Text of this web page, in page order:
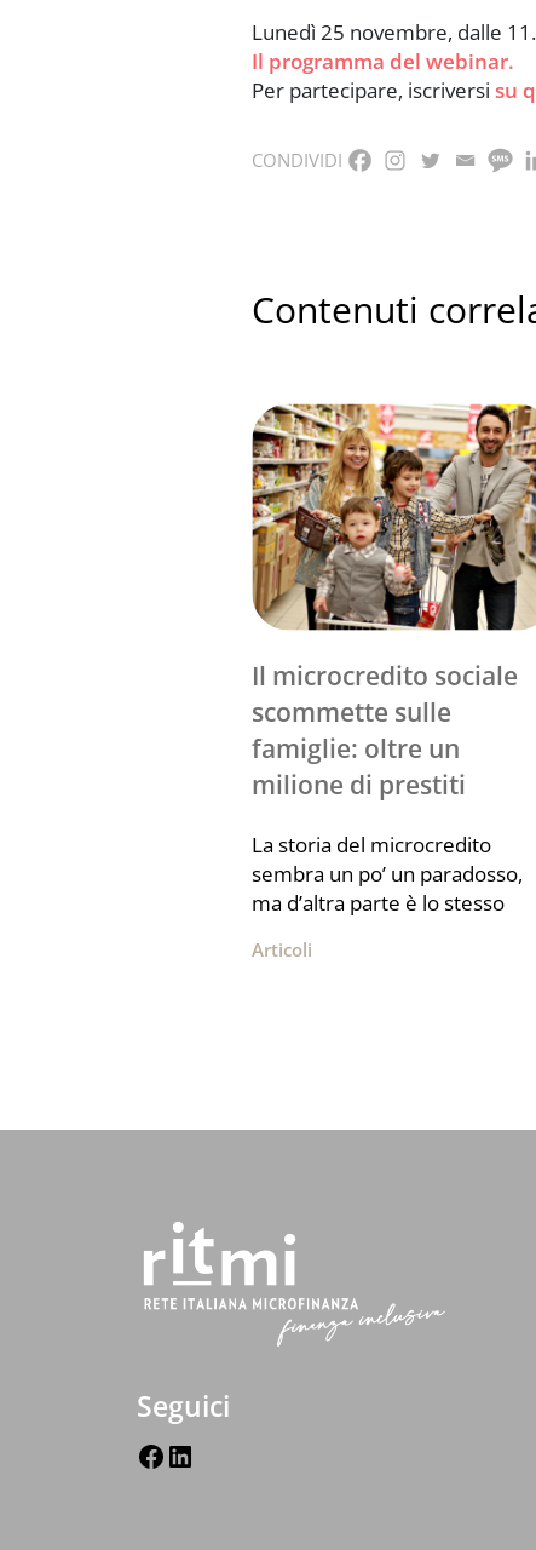
Lunedì 25 novembre, dalle
Il programma del webinar.
Per partecipare, iscriversisu
CONDIVIDI
Contenuti
Il microcredito sociale
scommette sulle
famiglie: oltre un
milione di prestiti
La storia del microcredito
sembra un po’ un paradosso,
ma d’altra parte è lo stesso
Articoli
Seguici
Facebook